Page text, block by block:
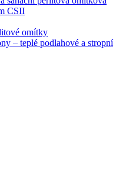
CSII
omítky
– teplé podlahové a stropní